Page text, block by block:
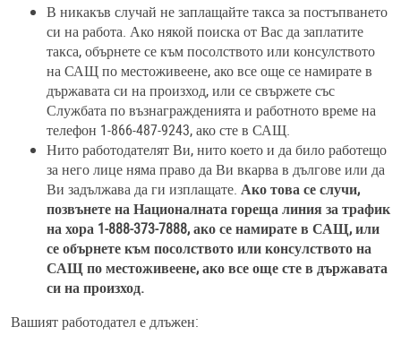
В никакъв случай не заплащайте такса за постъпването
си на работа. Ако някой поиска от Вас да заплатите
такса, обърнете се към посолството или консулството
на САЩ по местоживеене, ако все още се намирате в
държавата си на произход, или се свържете със
Службата по възнагражденията и работното време на
телефон 1-866-487-9243, ако сте в САЩ.
Нито работодателят Ви, нито което и да било работещо
за него лице няма право да Ви вкарва в дългове или да
Ви задължава да ги изплащате. Ако това се случи,
позвънете на Националната гореща линия за трафик
на хора 1-888-373-7888, ако се намирате в САЩ, или
се обърнете към посолството или консулството на
САЩ по местоживеене, ако все още сте в държавата
си на произход.
Вашият работодател е длъжен: